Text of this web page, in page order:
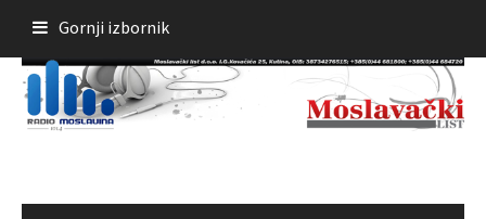
sadržaja
Gornji izbornik